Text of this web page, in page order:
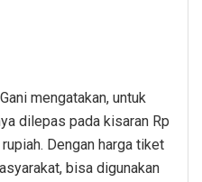
mengatakan, untuk
dilepas pada kisaran Rp
Dengan harga tiket
bisa digunakan